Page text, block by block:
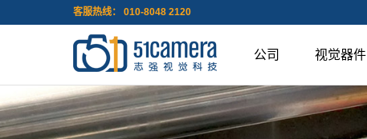
客服热线： 010-8048 2120
公司 视觉器件